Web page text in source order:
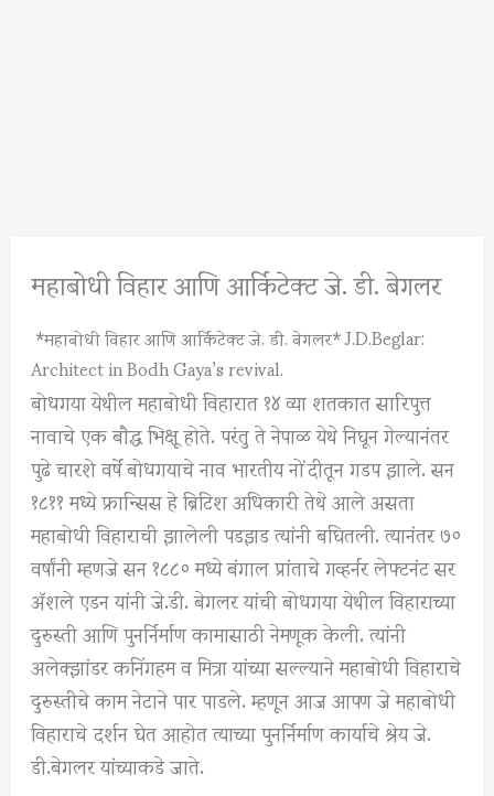
महाबोधी विहार आणि आर्किटेक्ट जे. डी. बेगलर
*महाबोधी विहार आणि आर्किटेक्ट जे. डी. बेगलर* J.D.Beglar:
Architect in Bodh Gaya’s revival.
बोधगया येथील महाबोधी विहारात १४ व्या शतकात सारिपुत्त
नावाचे एक बौद्ध भिक्षू होते. परंतु ते नेपाळ येथे निघून गेल्यानंतर
पुढे चारशे वर्षे बोधगयाचे नाव भारतीय नोंदीतून गडप झाले. सन
१८११ मध्ये फ्रान्सिस हे ब्रिटिश अधिकारी तेथे आले असता
महाबोधी विहाराची झालेली पडझड त्यांनी बघितली. त्यानंतर ७०
वर्षांनी म्हणजे सन १८८० मध्ये बंगाल प्रांताचे गव्हर्नर लेफ्टनंट सर
ॲशले एडन यांनी जे.डी. बेगलर यांची बोधगया येथील विहाराच्या
दुरुस्ती आणि पुनर्निर्माण कामासाठी नेमणूक केली. त्यांनी
अलेक्झांडर कनिंगहम व मित्रा यांच्या सल्ल्याने महाबोधी विहाराचे
दुरुस्तीचे काम नेटाने पार पाडले. म्हणून आज आपण जे महाबोधी
विहाराचे दर्शन घेत आहोत त्याच्या पुनर्निर्माण कार्याचे श्रेय जे.
डी.बेगलर यांच्याकडे जाते.